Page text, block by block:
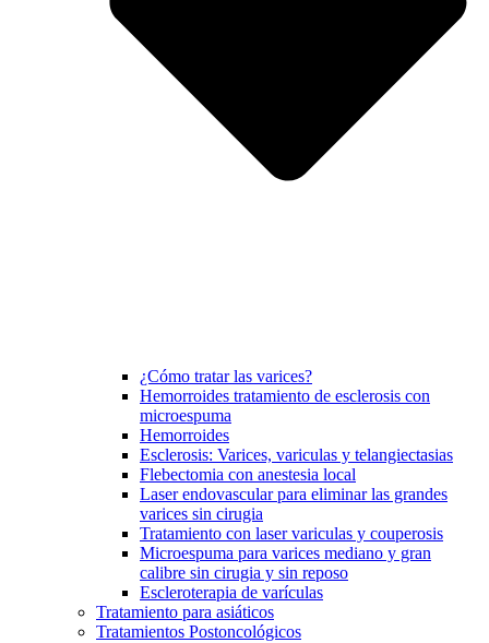
¿Cómo tratar las varices?
Hemorroides tratamiento de esclerosis con
microespuma
Hemorroides
Esclerosis: Varices, variculas y telangiectasias
Flebectomia con anestesia local
Laser endovascular para eliminar las grandes
varices sin cirugia
Tratamiento con laser variculas y couperosis
Microespuma para varices mediano y gran
calibre sin cirugia y sin reposo
Escleroterapia de varículas
Tratamiento para asiáticos
Tratamientos Postoncológicos